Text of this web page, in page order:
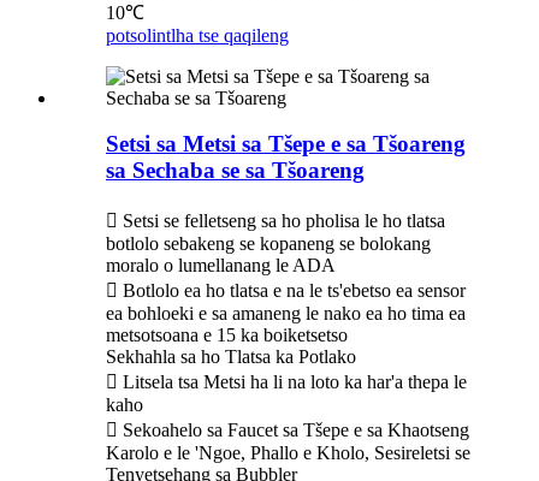
10℃
potsolintlha tse qaqileng
Setsi sa Metsi sa Tšepe e sa Tšoareng
sa Sechaba se sa Tšoareng
 Setsi se felletseng sa ho pholisa le ho tlatsa
botlolo sebakeng se kopaneng se bolokang
moralo o lumellanang le ADA
 Botlolo ea ho tlatsa e na le ts'ebetso ea sensor
ea bohloeki e sa amaneng le nako ea ho tima ea
metsotsoana e 15 ka boiketsetso
Sekhahla sa ho Tlatsa ka Potlako
 Litsela tsa Metsi ha li na loto ka har'a thepa le
kaho
 Sekoahelo sa Faucet sa Tšepe e sa Khaotseng
Karolo e le 'Ngoe, Phallo e Kholo, Sesireletsi se
Tenyetsehang sa Bubbler